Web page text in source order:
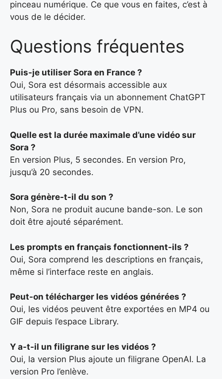
pinceau numérique. Ce que vous en faites, c’est à
vous de le décider.
Questions fréquentes
Puis-je utiliser Sora en France ?
Oui, Sora est désormais accessible aux
utilisateurs français via un abonnement ChatGPT
Plus ou Pro, sans besoin de VPN.
Quelle est la durée maximale d’une vidéo sur
Sora ?
En version Plus, 5 secondes. En version Pro,
jusqu’à 20 secondes.
Sora génère-t-il du son ?
Non, Sora ne produit aucune bande-son. Le son
doit être ajouté séparément.
Les prompts en français fonctionnent-ils ?
Oui, Sora comprend les descriptions en français,
même si l’interface reste en anglais.
Peut-on télécharger les vidéos générées ?
Oui, les vidéos peuvent être exportées en MP4 ou
GIF depuis l’espace Library.
Y a-t-il un filigrane sur les vidéos ?
Oui, la version Plus ajoute un filigrane OpenAI. La
version Pro l’enlève.